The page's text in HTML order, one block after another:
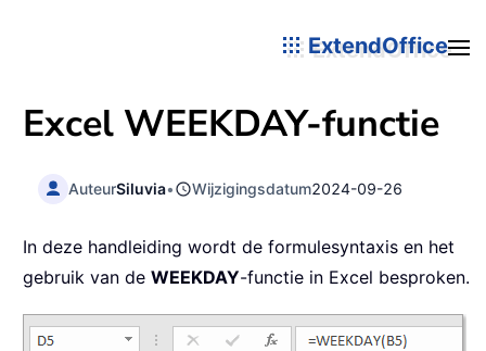
ExtendOffice
Excel WEEKDAY-functie
AuteurSiluvia• Wijzigingsdatum2024-09-26
In deze handleiding wordt de formulesyntaxis en het
gebruik van de WEEKDAY-functie in Excel besproken.